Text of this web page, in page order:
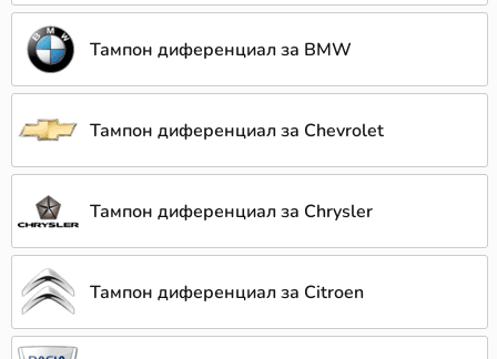
Тампон диференциал за BMW
Тампон диференциал за Chevrolet
Тампон диференциал за Chrysler
Тампон диференциал за Citroen